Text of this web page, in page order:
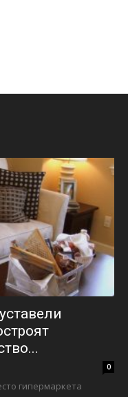
0
гипермаркета